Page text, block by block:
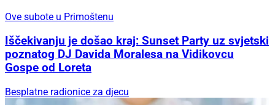
Ove subote u Primoštenu
Iščekivanju je došao kraj: Sunset Party uz svjetski
poznatog DJ Davida Moralesa na Vidikovcu
Gospe od Loreta
Besplatne radionice za djecu